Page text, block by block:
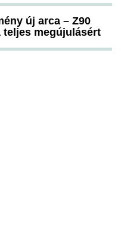
új arca – Z90
teljes megújulásért